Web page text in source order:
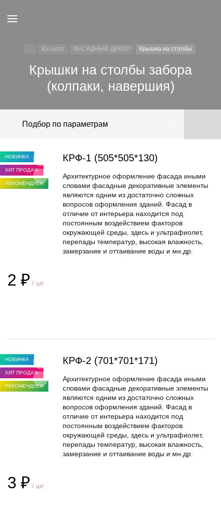
Каталог ФАСАДНЫЙ ДЕКОР Крышка на столбы
Крышки на столбы забора
(колпаки, навершия)
Подбор по параметрам
НОВИНКА
ХИТ ПРОДАЖ
РЕКОМЕНДУЕМ
КРФ-1 (505*505*130)
Архитектурное оформление фасада иными
словами фасадные декоративные элементы
являются одним из достаточно сложных
вопросов оформления зданий. Фасад в
отличие от интерьера находится под
постоянным воздействием факторов
окружающей среды, здесь и ультрафиолет,
перепады температур, высокая влажность,
замерзание и оттаивание воды и мн.др.
2 ₽ / шт
НОВИНКА
ХИТ ПРОДАЖ
РЕКОМЕНДУЕМ
КРФ-2 (701*701*171)
Архитектурное оформление фасада иными
словами фасадные декоративные элементы
являются одним из достаточно сложных
вопросов оформления зданий. Фасад в
отличие от интерьера находится под
постоянным воздействием факторов
окружающей среды, здесь и ультрафиолет,
перепады температур, высокая влажность,
замерзание и оттаивание воды и мн.др.
3 ₽ / шт